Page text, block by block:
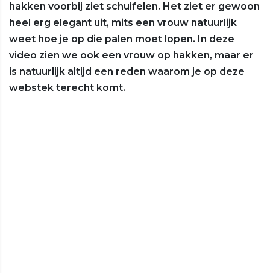
hakken voorbij ziet schuifelen. Het ziet er gewoon
heel erg elegant uit, mits een vrouw natuurlijk
weet hoe je op die palen moet lopen. In deze
video zien we ook een vrouw op hakken, maar er
is natuurlijk altijd een reden waarom je op deze
webstek terecht komt.